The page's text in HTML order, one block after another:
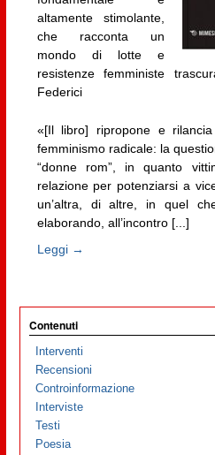
altamente stimolante,
che racconta un
mondo di lotte e
resistenze femministe
Federici
«[Il libro] ripropone e
femminismo radicale: la
“donne rom”, in quanto
relazione per potenziarsi a
un’altra, di altre, in quel
elaborando, all’incontro [...]
Leggi →
Contenuti
Interventi
Recensioni
Controinformazione
Interviste
Testi
Poesia